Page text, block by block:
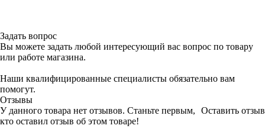
Задать вопрос
Вы можете задать любой интересующий вас вопрос по товару
или работе магазина.
Наши квалифицированные специалисты обязательно вам
помогут.
Отзывы
Оставить отзыв
У данного товара нет отзывов. Станьте первым,
кто оставил отзыв об этом товаре!